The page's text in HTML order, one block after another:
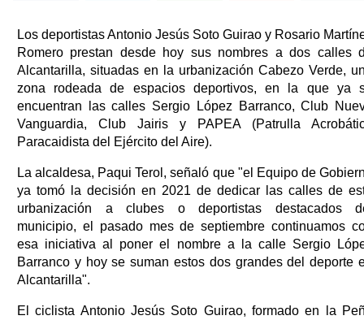
Los deportistas Antonio Jesús Soto Guirao y Rosario
Romero prestan desde hoy sus nombres a dos calles
Alcantarilla, situadas en la urbanización Cabezo Verde,
zona rodeada de espacios deportivos, en la que ya
encuentran las calles Sergio López Barranco, Club
Vanguardia, Club Jairis y PAPEA (Patrulla
Paracaidista del Ejército del Aire).
La alcaldesa, Paqui Terol, señaló que "el Equipo de
ya tomó la decisión en 2021 de dedicar las calles de
urbanización a clubes o deportistas destacados
municipio, el pasado mes de septiembre continuamos
esa iniciativa al poner el nombre a la calle Sergio
Barranco y hoy se suman estos dos grandes del deporte
Alcantarilla".
El ciclista Antonio Jesús Soto Guirao, formado en la